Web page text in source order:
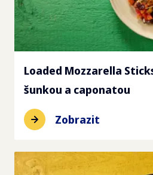
Loaded Mozzarella
šunkou a caponatou
Zobrazit